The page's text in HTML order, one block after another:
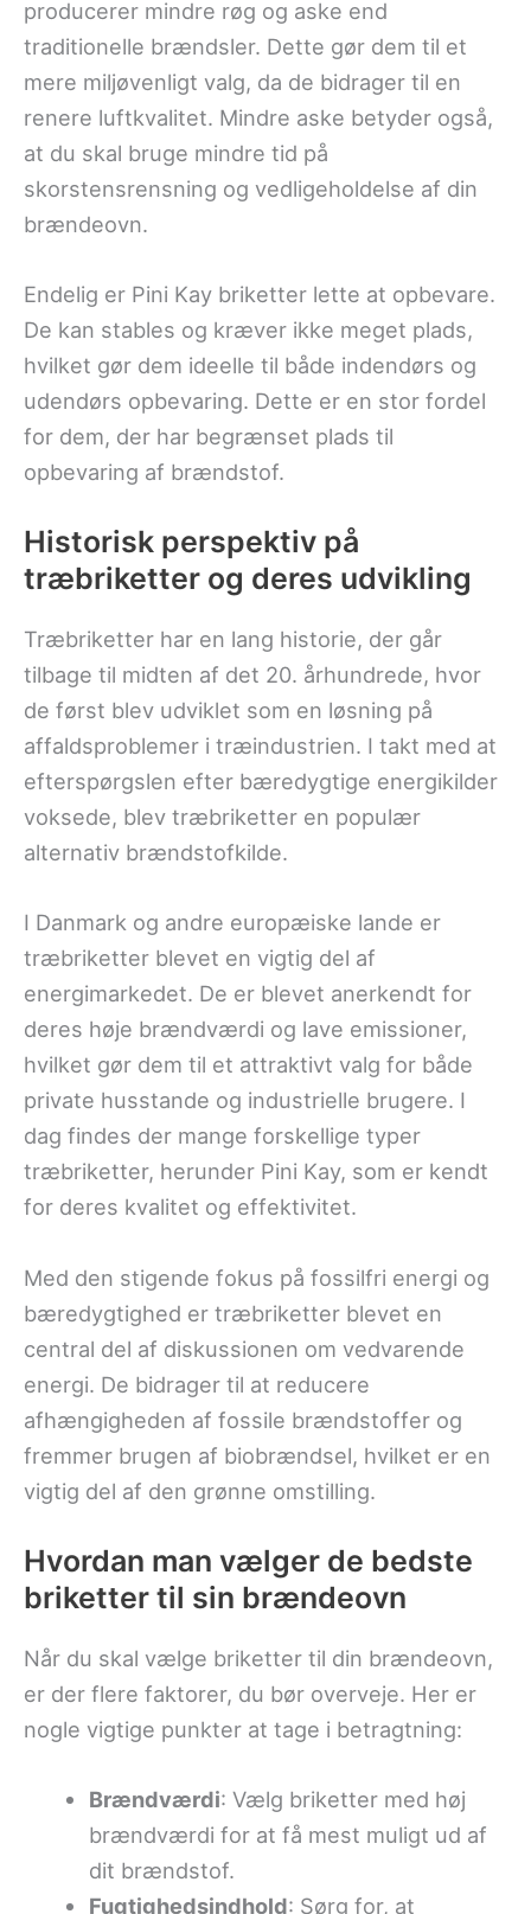
producerer mindre røg og aske end
traditionelle brændsler. Dette gør dem til et
mere miljøvenligt valg, da de bidrager til en
renere luftkvalitet. Mindre aske betyder også,
at du skal bruge mindre tid på
skorstensrensning og vedligeholdelse af din
brændeovn.
Endelig er Pini Kay briketter lette at opbevare.
De kan stables og kræver ikke meget plads,
hvilket gør dem ideelle til både indendørs og
udendørs opbevaring. Dette er en stor fordel
for dem, der har begrænset plads til
opbevaring af brændstof.
Historisk perspektiv på
træbriketter og deres udvikling
Træbriketter har en lang historie, der går
tilbage til midten af det 20. århundrede, hvor
de først blev udviklet som en løsning på
affaldsproblemer i træindustrien. I takt med at
efterspørgslen efter bæredygtige energikilder
voksede, blev træbriketter en populær
alternativ brændstofkilde.
I Danmark og andre europæiske lande er
træbriketter blevet en vigtig del af
energimarkedet. De er blevet anerkendt for
deres høje brændværdi og lave emissioner,
hvilket gør dem til et attraktivt valg for både
private husstande og industrielle brugere. I
dag findes der mange forskellige typer
træbriketter, herunder Pini Kay, som er kendt
for deres kvalitet og effektivitet.
Med den stigende fokus på fossilfri energi og
bæredygtighed er træbriketter blevet en
central del af diskussionen om vedvarende
energi. De bidrager til at reducere
afhængigheden af fossile brændstoffer og
fremmer brugen af biobrændsel, hvilket er en
vigtig del af den grønne omstilling.
Hvordan man vælger de bedste
briketter til sin brændeovn
Når du skal vælge briketter til din brændeovn,
er der flere faktorer, du bør overveje. Her er
nogle vigtige punkter at tage i betragtning:
Brændværdi: Vælg briketter med høj
brændværdi for at få mest muligt ud af
dit brændstof.
Fugtighedsindhold: Sørg for, at